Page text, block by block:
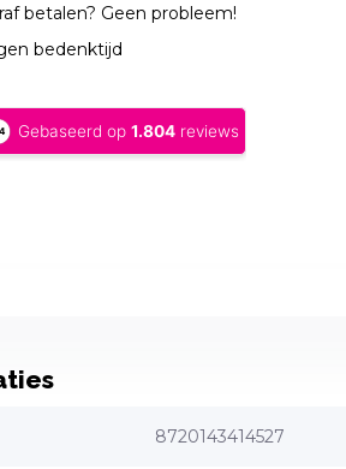
betalen? Geen probleem!
bedenktijd
8720143414527